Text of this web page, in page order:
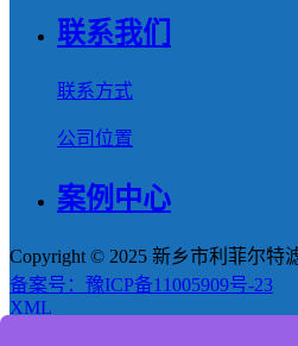
联系我们
联系方式
公司位置
案例中心
Copyright © 2025 新乡市利菲尔特
备案号：豫ICP备11005909号-23
XML